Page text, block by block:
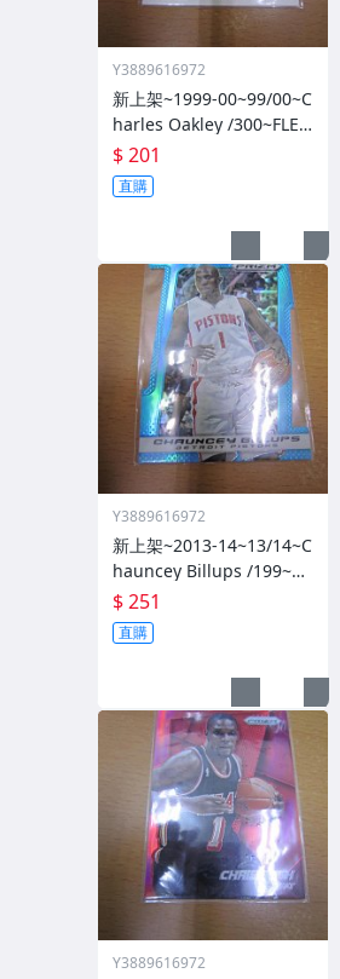
Y3889616972
新上架~1999-00~99/00~C
harles Oakley /300~FLEE
R~~限量/300~1060114-1
$ 201
直購
Y3889616972
新上架~2013-14~13/14~C
hauncey Billups /199~PR
IZM~SILVER~藍亮~限量/1
99~1060114-1
$ 251
直購
Y3889616972